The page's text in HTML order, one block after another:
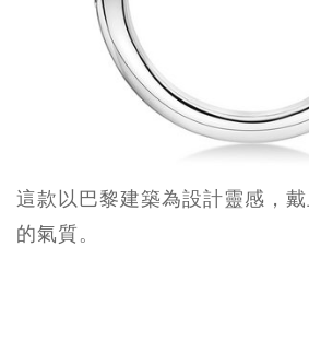
這款以巴黎建築為設計靈感，
的氣質。